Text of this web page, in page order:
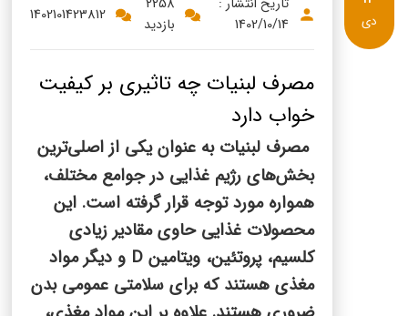
سینما دوماس
دانستنی های سلامت
گالری تصاویر
English
Russian
Arabic
Turkish
1402/10/14
بازدید
1402101423812 دی
مصرف لبنیات چه تاثیری بر کیفیت
خواب دارد
مصرف لبنیات به عنوان یکی از اصلی‌ترین
بخش‌های رژیم غذایی در جوامع مختلف،
همواره مورد توجه قرار گرفته است. این
محصولات غذایی حاوی مقادیر زیادی
کلسیم، پروتئین، ویتامینD و دیگر مواد
مغذی هستند که برای سلامتی عمومی بدن